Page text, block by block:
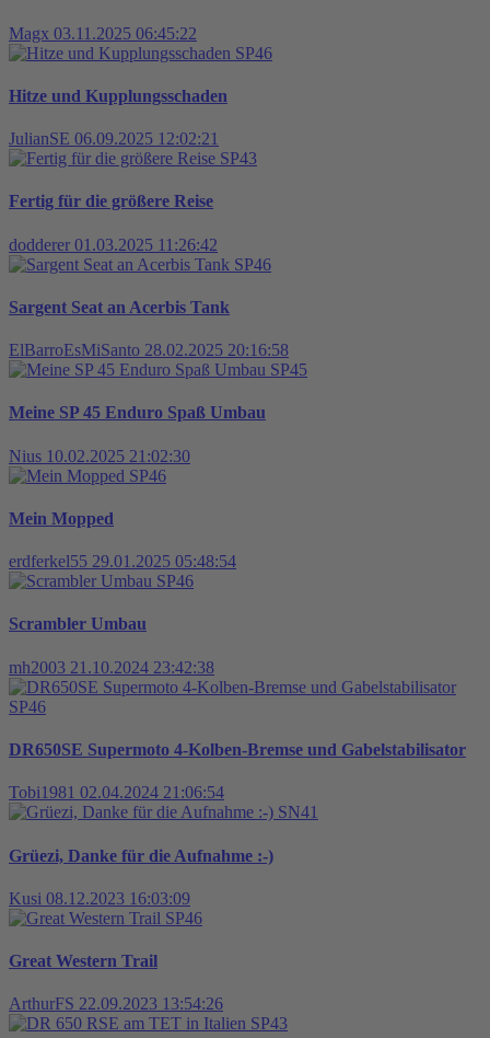
Magx 03.11.2025 06:45:22
SP46
Hitze und Kupplungsschaden
JulianSE 06.09.2025 12:02:21
SP43
Fertig für die größere Reise
dodderer 01.03.2025 11:26:42
SP46
Sargent Seat an Acerbis Tank
ElBarroEsMiSanto 28.02.2025 20:16:58
SP45
Meine SP 45 Enduro Spaß Umbau
Nius 10.02.2025 21:02:30
SP46
Mein Mopped
erdferkel55 29.01.2025 05:48:54
SP46
Scrambler Umbau
mh2003 21.10.2024 23:42:38
SP46
DR650SE Supermoto 4-Kolben-Bremse und Gabelstabilisator
Tobi1981 02.04.2024 21:06:54
SN41
Grüezi, Danke für die Aufnahme :-)
Kusi 08.12.2023 16:03:09
SP46
Great Western Trail
ArthurFS 22.09.2023 13:54:26
SP43